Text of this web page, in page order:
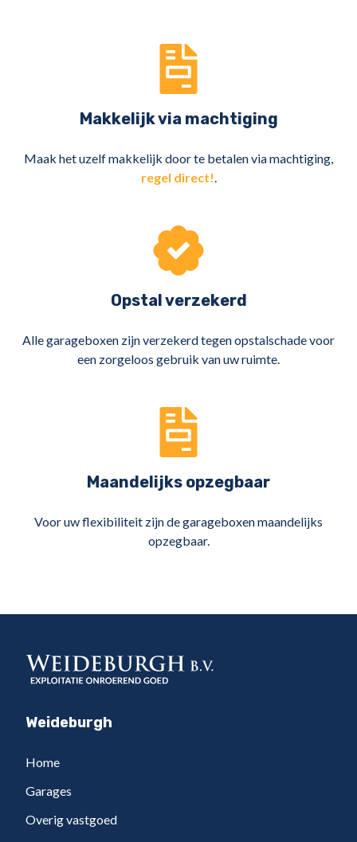
Makkelijk via machtiging
Maak het uzelf makkelijk door te betalen via machtiging,
regel direct!
Opstal verzekerd
Alle garageboxen zijn verzekerd tegen opstalschade voor
een zorgeloos gebruik van uw ruimte.
Maandelijks opzegbaar
Voor uw flexibiliteit zijn de garageboxen maandelijks
opzegbaar.
Weideburgh
Home
Garages
Overig vastgoed